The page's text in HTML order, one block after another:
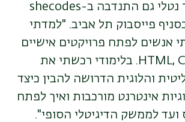
במהלך התואר נטלי גם התנדבה ב-shecodes
פייסבוק תל אביב. "למדתי
אנשים לפתח פרויקטים אישיים
בשפות HTML, CSS, JS. בלימודי רכשתי את
והלוגית הדרושה להבין כיצד
אינטרנט מורכבות ואיך לפתח
ועד לממשק הדיגיטלי הסופי".